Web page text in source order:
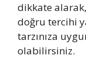
dikkate
doğru tercihi
tarzınıza
olabilirsiniz.